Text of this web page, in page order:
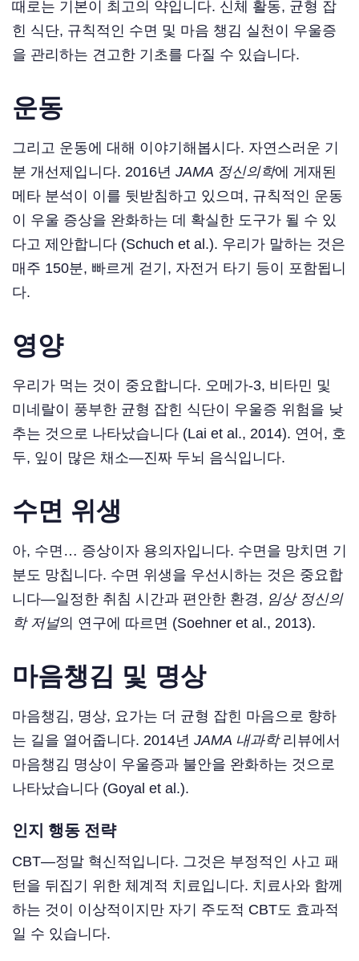
때로는 기본이 최고의 약입니다. 신체 활동, 균형 잡
힌 식단, 규칙적인 수면 및 마음 챙김 실천이 우울증
을 관리하는 견고한 기초를 다질 수 있습니다.
운동
그리고 운동에 대해 이야기해봅시다. 자연스러운 기
분 개선제입니다. 2016년 JAMA 정신의학에 게재된
메타 분석이 이를 뒷받침하고 있으며, 규칙적인 운동
이 우울 증상을 완화하는 데 확실한 도구가 될 수 있
다고 제안합니다 (Schuch et al.). 우리가 말하는 것은
매주 150분, 빠르게 걷기, 자전거 타기 등이 포함됩니
다.
영양
우리가 먹는 것이 중요합니다. 오메가-3, 비타민 및
미네랄이 풍부한 균형 잡힌 식단이 우울증 위험을 낮
추는 것으로 나타났습니다 (Lai et al., 2014). 연어, 호
두, 잎이 많은 채소—진짜 두뇌 음식입니다.
수면 위생
아, 수면… 증상이자 용의자입니다. 수면을 망치면 기
분도 망칩니다. 수면 위생을 우선시하는 것은 중요합
니다—일정한 취침 시간과 편안한 환경, 임상 정신의
학 저널의 연구에 따르면 (Soehner et al., 2013).
마음챙김 및 명상
마음챙김, 명상, 요가는 더 균형 잡힌 마음으로 향하
는 길을 열어줍니다. 2014년 JAMA 내과학리뷰에서
마음챙김 명상이 우울증과 불안을 완화하는 것으로
나타났습니다 (Goyal et al.).
인지 행동 전략
CBT—정말 혁신적입니다. 그것은 부정적인 사고 패
턴을 뒤집기 위한 체계적 치료입니다. 치료사와 함께
하는 것이 이상적이지만 자기 주도적 CBT도 효과적
일 수 있습니다.